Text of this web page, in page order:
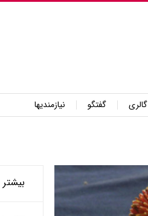
گالری گفتگو
نیازمندیها
بیشتر